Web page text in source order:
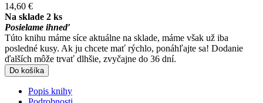
14,60 €
Na sklade 2 ks
Posielame ihneď
Túto knihu máme síce aktuálne na sklade, máme však už iba
posledné kusy. Ak ju chcete mať rýchlo, ponáhľajte sa! Dodanie
ďalších môže trvať dlhšie, zvyčajne do 36 dní.
Do košíka
Popis knihy